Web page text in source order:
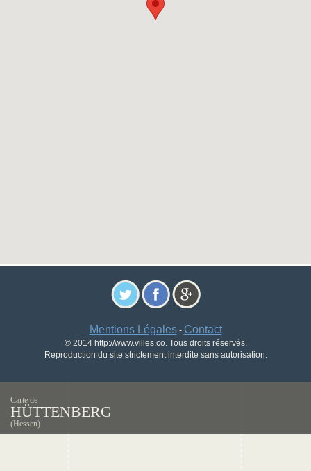
Mentions Légales- Contact
© 2014 http://www.villes.co. Tous droits réservés.
Reproduction du site strictement interdite sans autorisation.
Carte de
HÜTTENBERG
(Hessen)